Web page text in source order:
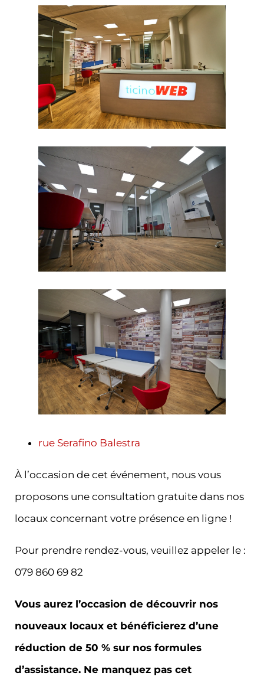
rue Serafino Balestra
À l’occasion de cet événement, nous vous
proposons une consultation gratuite dans nos
locaux concernant votre présence en ligne !
Pour prendre rendez-vous, veuillez appeler le :
079 860 69 82
Vous aurez l’occasion de découvrir nos
nouveaux locaux et bénéficierez d’une
réduction de 50 % sur nos formules
d’assistance. Ne manquez pas cet